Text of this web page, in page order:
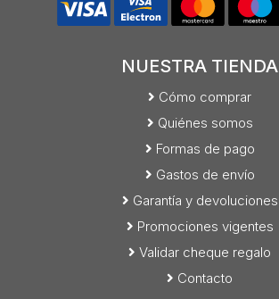
NUESTRA TIENDA
Cómo comprar
Quiénes somos
Formas de pago
Gastos de envío
Garantía y devoluciones
Promociones vigentes
Validar cheque regalo
Contacto